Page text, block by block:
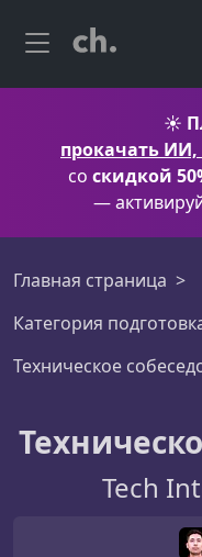
☀️
прокачать ИИ,
со скидкой
—
Главная страница
Категория
Техническое
Tech